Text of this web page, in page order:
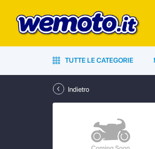
TUTTE LE CATEGORIE
Indietro